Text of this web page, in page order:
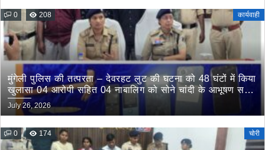
0 208 कार्यवाही
मुंगेली पुलिस की तत्परता – देवरहट लुट की घटना को 48 घंटों में किया
खुलासा 04 आरोपी सहित 04 नाबालिग को सोने चांदी के आभूषण सहित
किया गिरफ्तार
July 26, 2026
0 174 चोरी